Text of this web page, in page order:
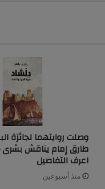
وصلت روايتهما لجائزة
طارق إمام يناقش بشرى
اعرف التفاصيل
منذ أسبوعين